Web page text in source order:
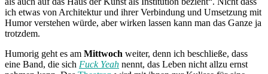
ich etwas von Architektur und ihrer Verbindung und Umsetzung mit
Humor verstehen würde, aber wirken lassen kann man das Ganze ja
trotzdem.
Humorig geht es am Mittwoch weiter, denn ich beschließe, dass
eine Band, die sich Fuck Yeah nennt, das Leben nicht allzu ernst